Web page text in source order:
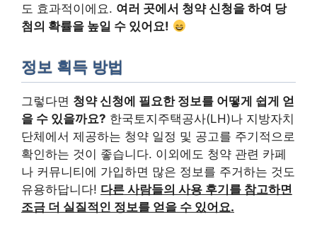
도 효과적이에요. 여러 곳에서 청약 신청을 하여 당
첨의 확률을 높일 수 있어요!
정보 획득 방법
그렇다면 청약 신청에 필요한 정보를 어떻게 쉽게 얻
을 수 있을까요? 한국토지주택공사(LH)나 지방자치
단체에서 제공하는 청약 일정 및 공고를 주기적으로
확인하는 것이 좋습니다. 이외에도 청약 관련 카페
나 커뮤니티에 가입하면 많은 정보를 주거하는 것도
유용하답니다! 다른 사람들의 사용 후기를 참고하면
조금 더 실질적인 정보를 얻을 수 있어요.